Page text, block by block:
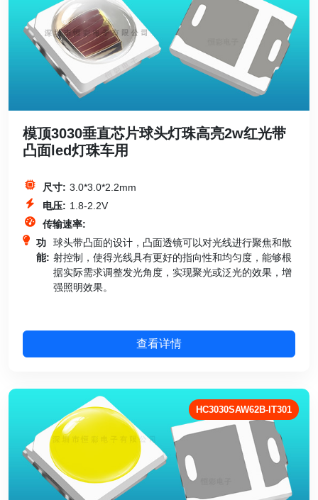
模顶3030垂直芯片球头灯珠高亮2w红光带
凸面led灯珠车用
尺寸: 3.0*3.0*2.2mm
电压: 1.8-2.2V
传输速率:
功
能:
球头带凸面的设计，凸面透镜可以对光线进行聚焦和散
射控制，使得光线具有更好的指向性和均匀度，能够根
据实际需求调整发光角度，实现聚光或泛光的效果，增
强照明效果。
查看详情
HC3030SAW62B-IT301